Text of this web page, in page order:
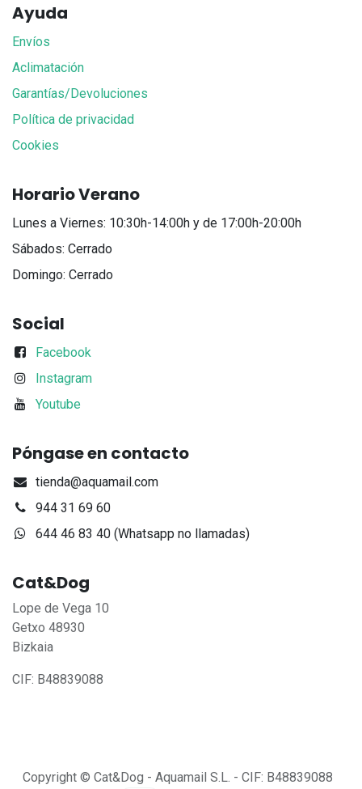
Ayuda
Envíos
Aclimatación
Garantías/Devoluciones
Política de privacidad
Cookies
Horario Verano
Lunes a Viernes: 10:30h-14:00h y de 17:00h-20:00h
Sábados: Cerrado
Domingo: Cerrado
Social
Facebook
Instagram
Youtube
Póngase en contacto
tienda@aquamail.com
944 31 69 60
644 46 83 40 (Whatsapp no llamadas)
Cat&Dog
Lope de Vega 10
Getxo 48930
Bizkaia
CIF: B48839088
Copyright © Cat&Dog - Aquamail S.L. - CIF: B48839088